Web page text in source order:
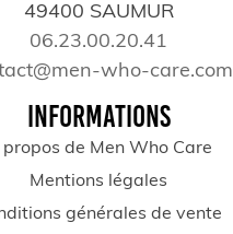
49400 SAUMUR
06.23.00.20.41
who-care.com
INFORMATIONS
propos de Men Who Care
Mentions légales
générales de vente